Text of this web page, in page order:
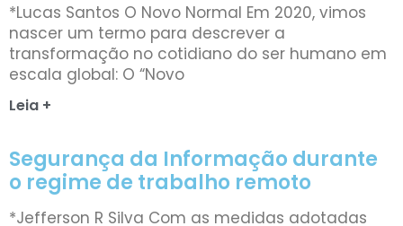
*Lucas Santos O Novo Normal Em 2020, vimos
nascer um termo para descrever a
transformação no cotidiano do ser humano em
escala global: O “Novo
Leia +
Segurança da Informação durante
o regime de trabalho remoto
*Jefferson R Silva Com as medidas adotadas